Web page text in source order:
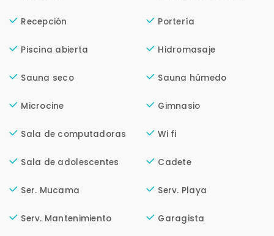
Recepción Portería
Piscina abierta Hidromasaje
Sauna seco Sauna húmedo
Microcine Gimnasio
Sala de computadoras Wi fi
Sala de adolescentes Cadete
Ser. Mucama Serv. Playa
Serv. Mantenimiento Garagista
No compartimos tu información ni enviamos spam.
Uso exclusivo
Solo los usamos para responder tu consulta.
Cancelar
más rápido.